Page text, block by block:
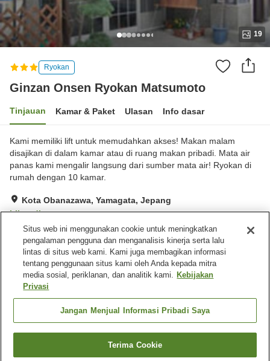
19
Ryokan
Ginzan Onsen Ryokan Matsumoto
Tinjauan Kamar & Paket Ulasan Info dasar
Kami memiliki lift untuk memudahkan akses! Makan malam
disajikan di dalam kamar atau di ruang makan pribadi. Mata air
panas kami mengalir langsung dari sumber mata air! Ryokan di
rumah dengan 10 kamar.
Kota Obanazawa, Yamagata, Jepang
Lihat di peta
Sangat baik Ulasan:63
Fasilitas properti
Tempat parkir
panas)
Antar jemput
Cari kamar
Situs web ini menggunakan cookie untuk meningkatkan
pengalaman pengguna dan menganalisis kinerja serta lalu
lintas di situs web kami. Kami juga membagikan informasi
tentang penggunaan situs kami oleh Anda kepada mitra
media sosial, periklanan, dan analitik kami. Kebijakan
Privasi
Jangan Menjual Informasi Pribadi Saya
Terima Cookie